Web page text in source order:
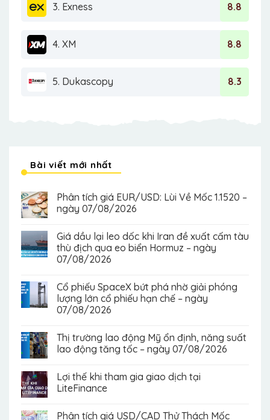
3. Exness 8.8
4. XM 8.8
5. Dukascopy 8.3
Bài viết mới nhất
Phân tích giá EUR/USD: Lùi Về Mốc 1.1520 –
ngày 07/08/2026
Giá dầu lại leo dốc khi Iran đề xuất cấm tàu
thù địch qua eo biển Hormuz – ngày
07/08/2026
Cổ phiếu SpaceX bứt phá nhờ giải phóng
lượng lớn cổ phiếu hạn chế – ngày
07/08/2026
Thị trường lao động Mỹ ổn định, năng suất
lao động tăng tốc – ngày 07/08/2026
Lợi thế khi tham gia giao dịch tại
LiteFinance
Phân tích giá USD/CAD Thử Thách Mốc